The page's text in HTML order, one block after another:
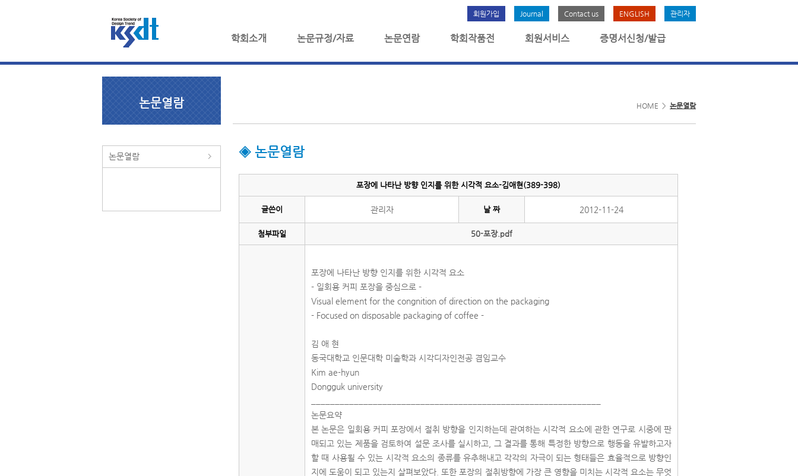
회원가입 Journal Contact us ENGLISH 관리자
학회소개 논문규정/자료 논문연람 학회작품전 회원서비스 증명서신청/발급
논문열람
논문열람
HOME > 논문열람
◈ 논문열람
포장에 나타난 방향 인지를 위한 시각적 요소-김애현(389-398)
글쓴이 관리자 날 짜 2012-11-24
첨부파일 50-포장.pdf
포장에 나타난 방향 인지를 위한 시각적 요소
- 일회용 커피 포장을 중심으로 -
Visual element for the congnition of direction on the packaging
- Focused on disposable packaging of coffee -
김 애 현
동국대학교 인문대학 미술학과 시각디자인전공 겸임교수
Kim ae-hyun
Dongguk university
논문요약
본 논문은 일회용 커피 포장에서 절취 방향을 인지하는데 관여하는 시각적 요소에 관한 연구로 시중에 판
매되고 있는 제품을 검토하여 설문 조사를 실시하고, 그 결과를 통해 특정한 방향으로 행동을 유발하고자
할 때 사용될 수 있는 시각적 요소의 종류를 유추해내고 각각의 자극이 되는 형태들은 효율적으로 방향인
지에 도움이 되고 있는지 살펴보았다. 또한 포장의 절취방향에 가장 큰 영향을 미치는 시각적 요소는 무엇